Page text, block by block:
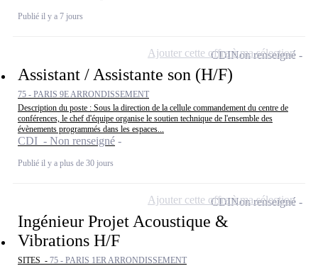
Publié il y a 7 jours
Assistant / Assistante son (H/F)
75 - PARIS 9E ARRONDISSEMENT
Description du poste : Sous la direction de la cellule commandement du centre de
conférences, le chef d'équipe organise le soutien technique de l'ensemble des
évènements programmés dans les espaces...
CDI - Non renseigné
Publié il y a plus de 30 jours
CDINon renseigné
Ajouter cette offre à ma sélection
Ingénieur Projet Acoustique &
Vibrations H/F
SITES - 75 - PARIS 1ER ARRONDISSEMENT
CDINon renseigné
Ajouter cette offre à ma sélection